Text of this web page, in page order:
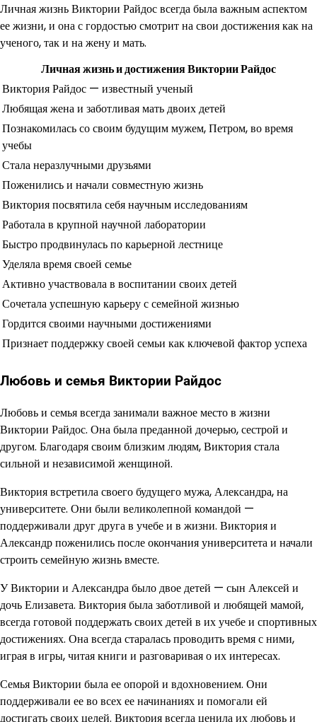
Личная жизнь Виктории Райдос всегда была важным аспектом
ее жизни, и она с гордостью смотрит на свои достижения как на
ученого, так и на жену и мать.
Личная жизнь и достижения Виктории Райдос
Виктория Райдос — известный ученый
Любящая жена и заботливая мать двоих детей
Познакомилась со своим будущим мужем, Петром, во время
учебы
Стала неразлучными друзьями
Поженились и начали совместную жизнь
Виктория посвятила себя научным исследованиям
Работала в крупной научной лаборатории
Быстро продвинулась по карьерной лестнице
Уделяла время своей семье
Активно участвовала в воспитании своих детей
Сочетала успешную карьеру с семейной жизнью
Гордится своими научными достижениями
Признает поддержку своей семьи как ключевой фактор успеха
Любовь и семья Виктории Райдос
Любовь и семья всегда занимали важное место в жизни
Виктории Райдос. Она была преданной дочерью, сестрой и
другом. Благодаря своим близким людям, Виктория стала
сильной и независимой женщиной.
Виктория встретила своего будущего мужа, Александра, на
университете. Они были великолепной командой —
поддерживали друг друга в учебе и в жизни. Виктория и
Александр поженились после окончания университета и начали
строить семейную жизнь вместе.
У Виктории и Александра было двое детей — сын Алексей и
дочь Елизавета. Виктория была заботливой и любящей мамой,
всегда готовой поддержать своих детей в их учебе и спортивных
достижениях. Она всегда старалась проводить время с ними,
играя в игры, читая книги и разговаривая о их интересах.
Семья Виктории была ее опорой и вдохновением. Они
поддерживали ее во всех ее начинаниях и помогали ей
достигать своих целей. Виктория всегда ценила их любовь и